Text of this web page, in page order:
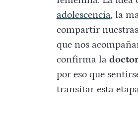
adolescencia, la
compartir
que nos
confirma la
por eso que
transitar esta